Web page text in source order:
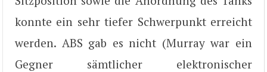
konnte ein sehr tiefer Schwerpunkt erreicht
werden. ABS gab es nicht (Murray war ein
Gegner sämtlicher elektronischer